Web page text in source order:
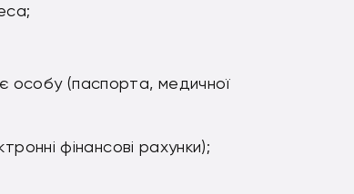
особу (паспорта, медичної
фінансові рахунки);